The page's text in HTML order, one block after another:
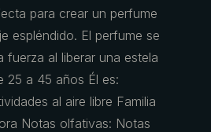
para crear un perfume
espléndido. El perfume se
al liberar una estela
25 a 45 años Él es:
al aire libre Familia
Notas olfativas: Notas